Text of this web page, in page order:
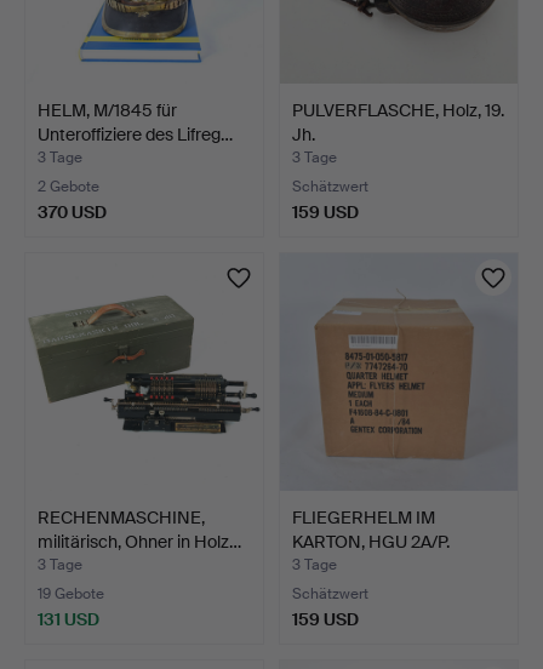
HELM, M/1845 für
Unteroffiziere des Lifreg…
3 Tage
2 Gebote
370 USD
PULVERFLASCHE, Holz, 19.
Jh.
3 Tage
Schätzwert
159 USD
RECHENMASCHINE,
militärisch, Ohner in Holz…
3 Tage
19 Gebote
131 USD
FLIEGERHELM IM
KARTON, HGU 2A/P.
3 Tage
Schätzwert
159 USD